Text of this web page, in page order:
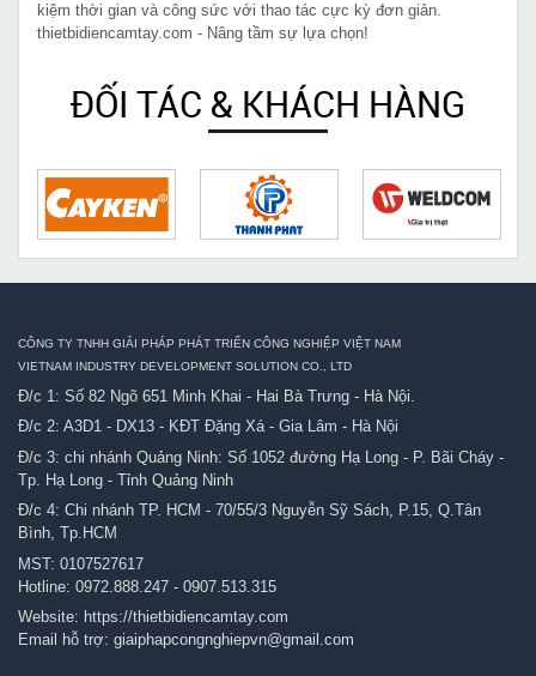
kiệm thời gian và công sức với thao tác cực kỳ đơn giản.
thietbidiencamtay.com - Nâng tầm sự lựa chọn!
ĐỐI TÁC & KHÁCH HÀNG
CÔNG TY TNHH GIẢI PHÁP PHÁT TRIỂN CÔNG NGHIỆP VIỆT NAM
VIETNAM INDUSTRY DEVELOPMENT SOLUTION CO., LTD
Đ/c 1: Số 82 Ngõ 651 Minh Khai - Hai Bà Trưng - Hà Nội.
Đ/c 2: A3D1 - DX13 - KĐT Đặng Xá - Gia Lâm - Hà Nội
Đ/c 3: chi nhánh Quảng Ninh: Số 1052 đường Hạ Long - P. Bãi Cháy -
Tp. Hạ Long - Tỉnh Quảng Ninh
Đ/c 4: Chi nhánh TP. HCM - 70/55/3 Nguyễn Sỹ Sách, P.15, Q.Tân
Bình, Tp.HCM
MST: 0107527617
Hotline: 0972.888.247 - 0907.513.315
Website: https://thietbidiencamtay.com
Email hỗ trợ: giaiphapcongnghiepvn@gmail.com